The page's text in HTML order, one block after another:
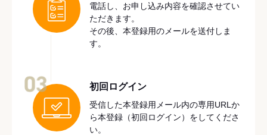
電話し、お申し込み内容を確認させてい
ただきます。
その後、本登録用のメールを送付しま
す。
初回ログイン
受信した本登録用メール内の専用URLか
ら本登録（初回ログイン）をしてくださ
い。